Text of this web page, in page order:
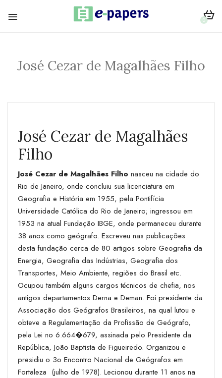
0
José Cezar de Magalhães Filho
José Cezar de Magalhães
Filho
José Cezar de Magalhães Filho nasceu na cidade do
Rio de Janeiro, onde concluiu sua licenciatura em
Geografia e História em 1955, pela Pontifícia
Universidade Católica do Rio de Janeiro; ingressou em
1953 na atual Fundação IBGE, onde permaneceu durante
38 anos como geógrafo. Escreveu nas publicações
desta fundação cerca de 80 artigos sobre Geografia da
Energia, Geografia das Indústrias, Geografia dos
Transportes, Meio Ambiente, regiões do Brasil etc.
Ocupou também alguns cargos técnicos de chefia, nos
antigos departamentos Derna e Deman. Foi presidente da
Associação dos Geógrafos Brasileiros, na qual lutou e
obteve a Re­gulamentação da Profissão de Geógrafo,
pela Lei no 6.664�679, assinada pelo Presidente da
República, João Baptista de Figueiredo. Organizou e
presidiu o 3o Encontro Nacional de Geógrafos em
Fortaleza ­ (julho de 1978). Lecionou durante 11 anos na